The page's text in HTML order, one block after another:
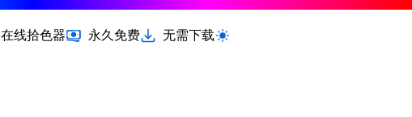
在线拾色器 永久免费 无需下载切换浅色 / 深色模式